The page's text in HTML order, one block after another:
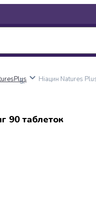
Ніацин Natures
90 таблеток